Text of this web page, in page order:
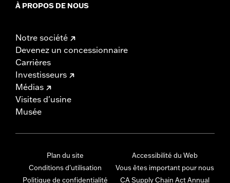
À PROPOS DE NOUS
Notre société
Devenez un concessionnaire
Carrières
Investisseurs
Médias
Visites d'usine
Musée
Plan du site
Conditions d'utilisation
Politique de confidentialité
Accessibilité du Web
Vous êtes important pour nous
CA Supply Chain Act Annual